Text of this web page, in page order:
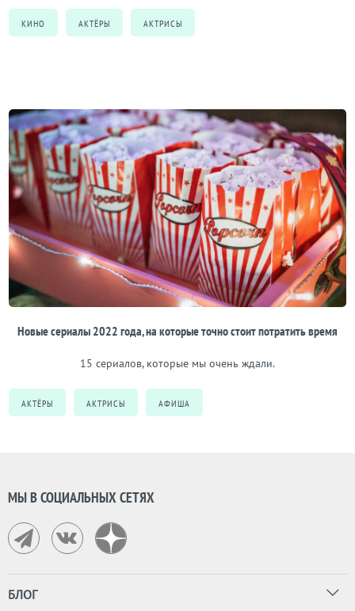
КИНО АКТЁРЫ АКТРИСЫ
Новые сериалы 2022 года, на которые точно стоит потратить время
15 сериалов, которые мы очень ждали.
АКТЁРЫ АКТРИСЫ АФИША
МЫ В СОЦИАЛЬНЫХ СЕТЯХ
БЛОГ